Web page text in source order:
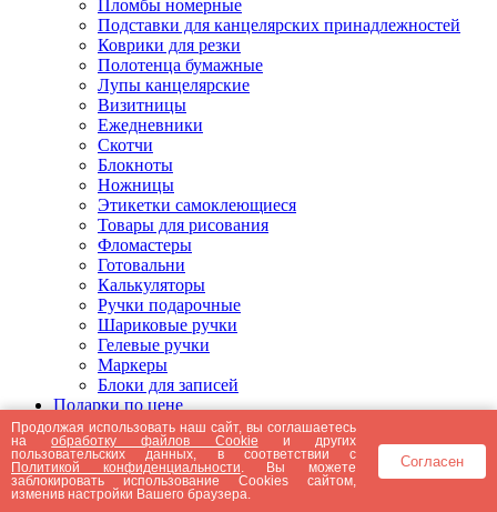
Пломбы номерные
Подставки для канцелярских принадлежностей
Коврики для резки
Полотенца бумажные
Лупы канцелярские
Визитницы
Ежедневники
Скотчи
Блокноты
Ножницы
Этикетки самоклеющиеся
Товары для рисования
Фломастеры
Готовальни
Калькуляторы
Ручки подарочные
Шариковые ручки
Гелевые ручки
Маркеры
Блоки для записей
Подарки по цене
Подарки от 5000 рублей
Подарки до 5000 рублей
Подарки до 3000 рублей
Подарки до 2000 рублей
Подарки до 1000 рублей
Продолжая использовать наш сайт, вы соглашаетесь
наобработку файлов Cookie и других
пользовательских данных, в соответствии с
Политикой конфиденциальности . Вы можете
заблокировать использование Cookies сайтом,
изменив настройки Вашего браузера.
Согласен